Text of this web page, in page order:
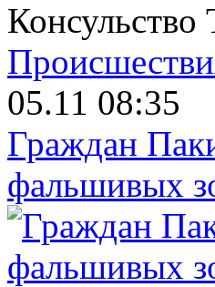
Консульство
05.11 08:35
Граждан
фальшивых